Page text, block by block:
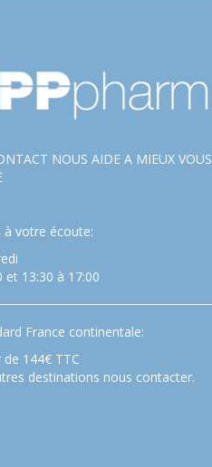
NOUS AIDE A MIEUX VOUS
votre écoute:
et 13:30 à 17:00
France continentale:
144€ TTC
destinations nous contacter.